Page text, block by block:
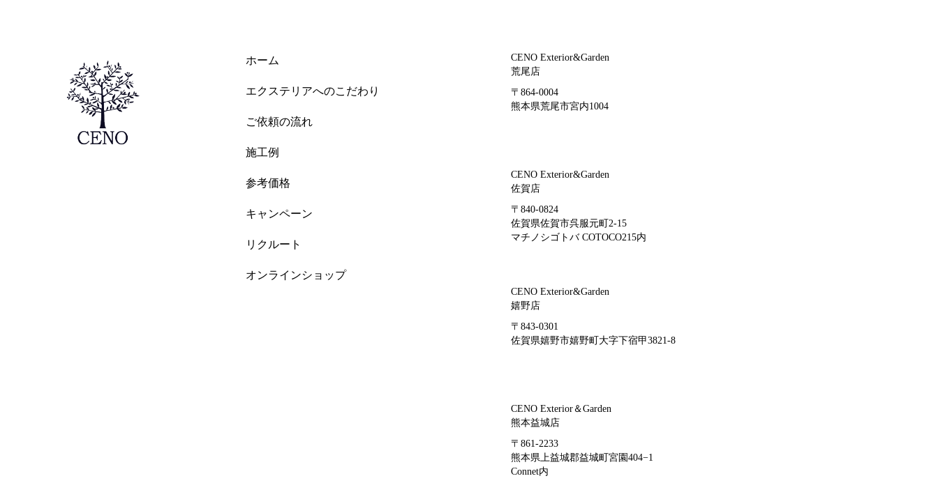
ホーム
エクステリアへのこだわり
ご依頼の流れ
施工例
参考価格
キャンペーン
リクルート
オンラインショップ
CENO Exterior&Garden
荒尾店
〒864-0004
熊本県荒尾市宮内1004
CENO Exterior&Garden
佐賀店
〒840-0824
佐賀県佐賀市呉服元町2-15
マチノシゴトバ COTOCO215内
CENO Exterior&Garden
嬉野店
〒843-0301
佐賀県嬉野市嬉野町大字下宿甲3821-8
CENO Exterior＆Garden
熊本益城店
〒861-2233
熊本県上益城郡益城町宮園404−1
Connet内